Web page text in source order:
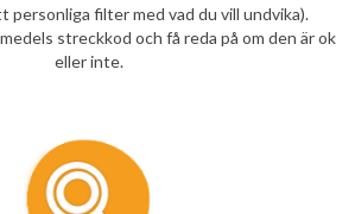
personliga filter med vad du vill undvika).
streckkod och få reda på om den är ok
eller inte.